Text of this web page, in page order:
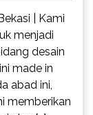
| Kami
menjadi
desain
made in
abad ini,
memberikan